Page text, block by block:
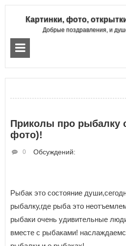
Картинки, фото,
Добрые поздравления, и
Приколы про рыбалку
фото)!
Обсуждений:
0
Рыбак это состояние
рыбалку,где рыба это
рыбаки очень удивительные
вместе с рыбаками!